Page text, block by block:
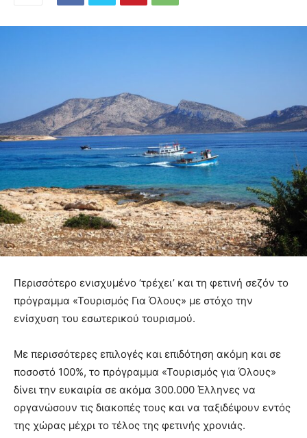
Περισσότερο ενισχυμένο ‘τρέχει’ και τη φετινή σεζόν το
πρόγραμμα «Τουρισμός Για Όλους» με στόχο την
ενίσχυση του εσωτερικού τουρισμού.
Με περισσότερες επιλογές και επιδότηση ακόμη και σε
ποσοστό 100%, το πρόγραμμα «Τουρισμός για Όλους»
δίνει την ευκαιρία σε ακόμα 300.000 Έλληνες να
οργανώσουν τις διακοπές τους και να ταξιδέψουν εντός
της χώρας μέχρι το τέλος της φετινής χρονιάς.